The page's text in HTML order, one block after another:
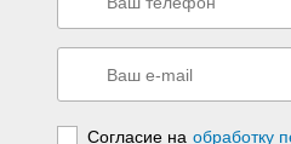
Согласие на обработку